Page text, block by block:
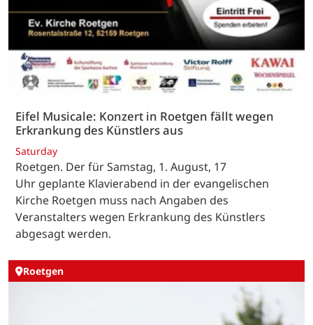
Eifel Musicale: Konzert in Roetgen fällt wegen
Erkrankung des Künstlers aus
Saturday
Roetgen. Der für Samstag, 1. August, 17
Uhr geplante Klavierabend in der evangelischen
Kirche Roetgen muss nach Angaben des
Veranstalters wegen Erkrankung des Künstlers
abgesagt werden.
Roetgen